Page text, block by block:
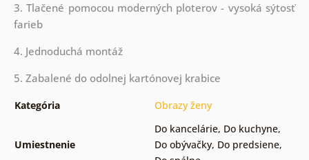
3. Tlačené pomocou moderných ploterov - vysoká sýtosť
farieb
4. Jednoduchá montáž
5. Zabalené do odolnej kartónovej krabice
Kategória Obrazy ženy
Umiestnenie
Do kancelárie, Do kuchyne,
Do obývačky, Do predsiene,